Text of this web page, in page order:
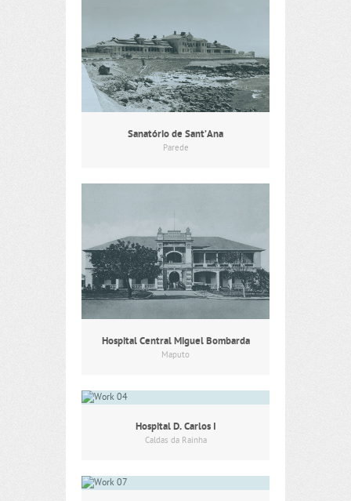
Sanatório de Sant’Ana
Parede
Hospital Central Miguel Bombarda
Maputo
Hospital D. Carlos I
Caldas da Rainha